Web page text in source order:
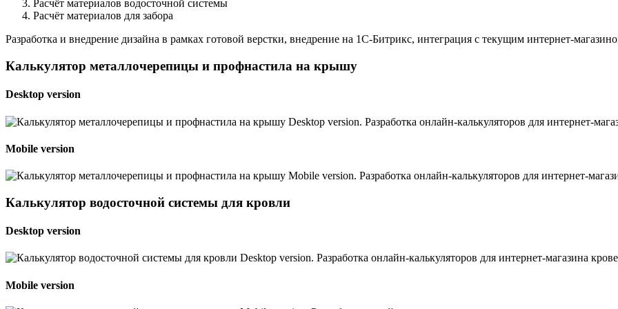
Расчёт материалов водосточной системы
Расчёт материалов для забора
Разработка и внедрение дизайна в рамках готовой верстки, внедрение на 1С-Битрикс, интеграция с текущим интернет-
Калькулятор металлочерепицы и профнастила на крышу
Desktop version
Mobile version
Калькулятор водосточной системы для кровли
Desktop version
Mobile version